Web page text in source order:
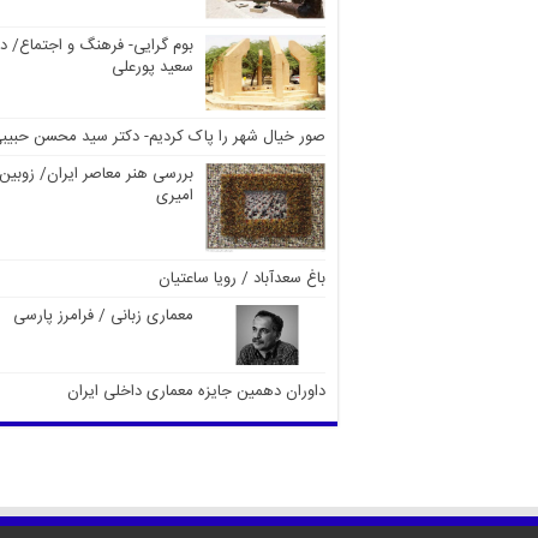
بوم گرایی- فرهنگ و اجتماع/
سعید پورعلی
صور خیال شهر را پاک کردیم- دکتر سید محسن
بررسی هنر معاصر ایران/ زوبین
امیری
باغ سعدآباد / رویا ساعتیان
معماری زبانی / فرامرز پارسی
داوران دهمین جایزه معماری داخلی ایران